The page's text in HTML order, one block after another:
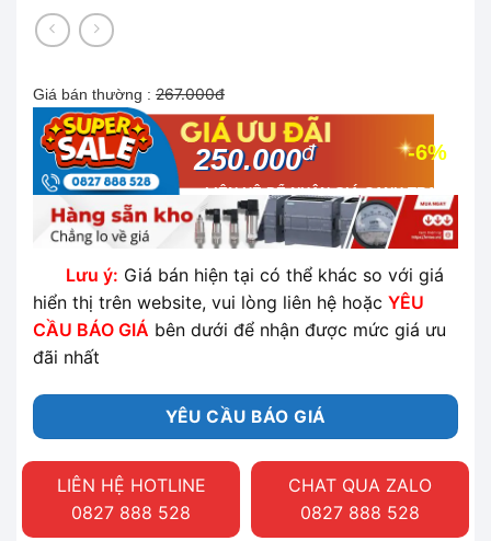
Giá bán thường : 267.000đ
-6%
250.000đ
LIÊN HỆ ĐỂ NHẬN GIÁ CẠNH TRANH
NHẤT THỊ TRƯỜNG
Lưu ý: Giá bán hiện tại có thể khác so với giá
hiển thị trên website, vui lòng liên hệ hoặc YÊU
CẦU BÁO GIÁ bên dưới để nhận được mức giá ưu
đãi nhất
YÊU CẦU BÁO GIÁ
LIÊN HỆ HOTLINE
0827 888 528
CHAT QUA ZALO
0827 888 528